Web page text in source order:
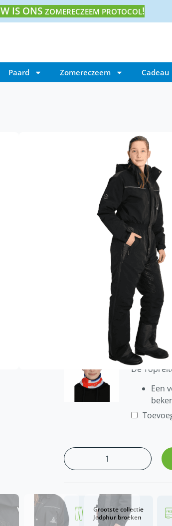
IS ONS ZOMERECZEEM PROTOCOL!
Paard Zomereczeem Cadeau
/ Topreiter rij-overall
Topreiter rij-
390,00
Topreiter rij-overall Reykjavik
100% waterdicht met
warm, winddicht,
S
De
Een
Grootste collectie
Jodphur broeken